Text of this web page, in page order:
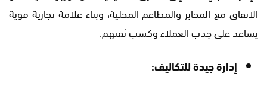
الاتفاق مع المخابز والمطاعم المحلية، وبناء علامة تجارية قوية
يساعد على جذب العملاء وكسب ثقتهم.
إدارة جيدة للتكاليف: